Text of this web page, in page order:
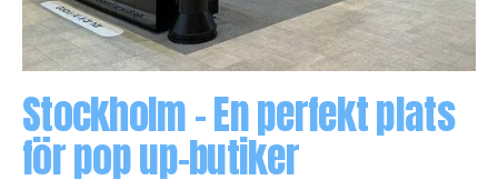
Stockholm – En perfekt plats
för pop up-butiker